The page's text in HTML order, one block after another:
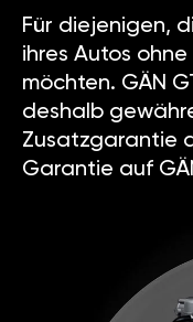
Für diejenigen,
ihres Autos
möchten. GÄN
deshalb
Zusatzgarantie
Garantie auf